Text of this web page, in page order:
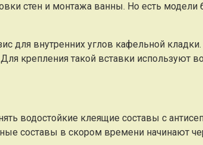
стен и монтажа ванны. Но есть
для внутренних углов кафельной
крепления такой вставки используют
водостойкие клеящие составы с
составы в скором времени начинают